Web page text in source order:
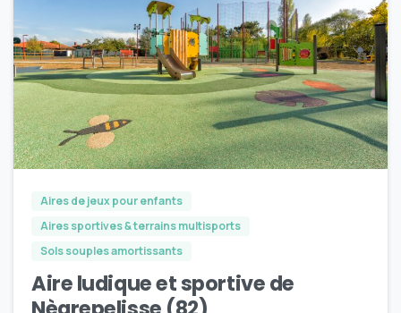
4
Aires de jeux pour enfants
Aires sportives & terrains multisports
Sols souples amortissants
Aire ludique et sportive de